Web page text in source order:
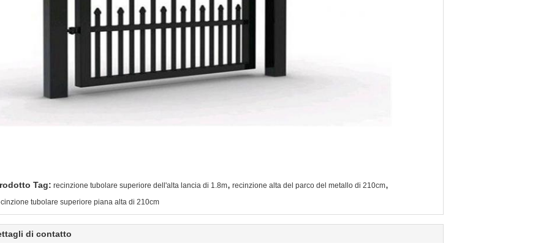
Tag: recinzione tubolare superiore dell'alta lancia di 1.8m, recinzione alta del parco del metallo di 210cm,
tubolare superiore piana alta di 210cm
di contatto